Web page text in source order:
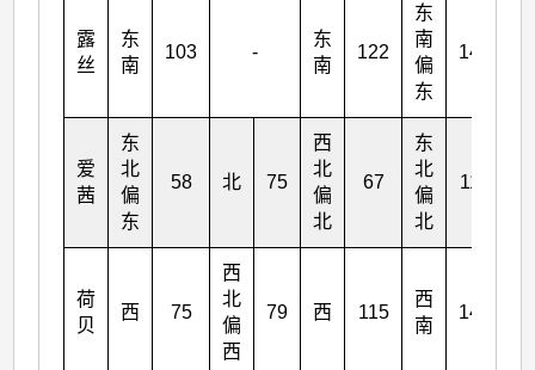
露
丝
东
南
103 -
东
南
122
东
南
偏
东
140
爱
茜
东
北
偏
东
58 北 75
西
北
偏
北
67
东
北
偏
北
118
荷
贝
西 75
西
北
偏
西
79 西 115
西
南
144